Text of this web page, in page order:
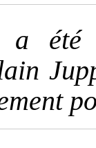
a été